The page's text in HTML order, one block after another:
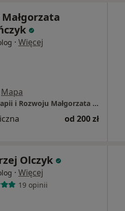
· Więcej
Mapa
Świat Emocji Gabinet Terapii i Rozwoju Małgorzata Zduńczyk
od 200 zł
Olczyk
· Więcej
19 opinii